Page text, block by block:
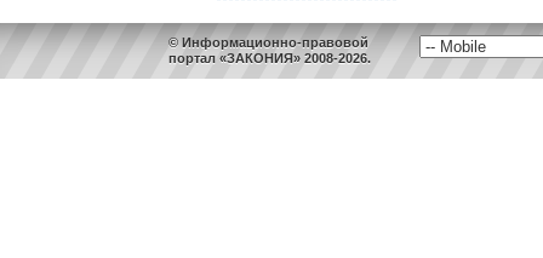
© Информационно-правовой
портал «ЗАКОНИЯ» 2008-2026.